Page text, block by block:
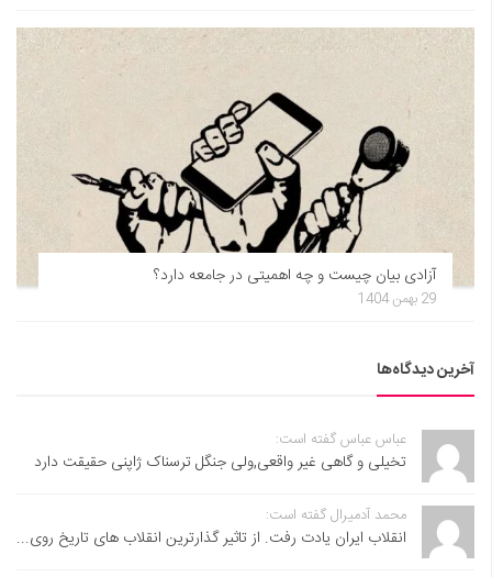
آزادی بیان چیست و چه اهمیتی در جامعه دارد؟
29 بهمن 1404
آخرین دیدگاه‌ها
عباس عباس گفته است:
تخیلی و گاهی غیر واقعی,ولی جنگل ترسناک ژاپنی حقیقت دارد
محمد آدمیرال گفته است:
انقلاب ایران یادت رفت. از تاثیر گذارترین انقلاب های تاریخ روی...